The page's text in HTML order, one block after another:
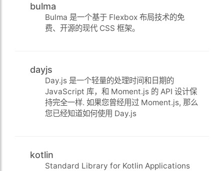
bulma
Bulma 是一个基于 Flexbox 布局技术的免
费、开源的现代 CSS 框架。
dayjs
Day.js 是一个轻量的处理时间和日期的
JavaScript 库，和 Moment.js 的 API 设计保
持完全一样. 如果您曾经用过 Moment.js, 那么
您已经知道如何使用 Day.js
kotlin
Standard Library for Kotlin Applications